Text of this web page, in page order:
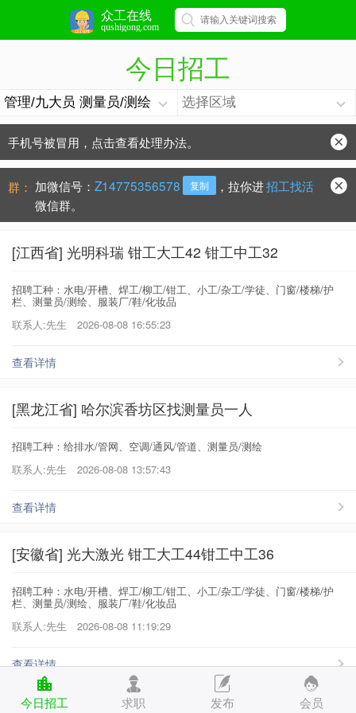
众工在线
qushigong.com
今日招工
手机号被冒用，点击查看处理办法。
防骗常识：学会这些不上当？
群： 加微信号： Z14775356578 复制 ，拉你进招工找活
微信群。
[江西省] 光明科瑞 钳工大工42 钳工中工32
招聘工种：水电/开槽、焊工/柳工/钳工、小工/杂工/学徒、门窗/楼梯/护
栏、测量员/测绘、服装厂/鞋/化妆品
联系人:先生
2026-08-08 16:55:23
查看详情
[黑龙江省] 哈尔滨香坊区找测量员一人
招聘工种：给排水/管网、空调/通风/管道、测量员/测绘
联系人:先生
2026-08-08 13:57:43
查看详情
[安徽省] 光大激光 钳工大工44钳工中工36
招聘工种：水电/开槽、焊工/柳工/钳工、小工/杂工/学徒、门窗/楼梯/护
栏、测量员/测绘、服装厂/鞋/化妆品
联系人:先生
2026-08-08 11:19:29
查看详情
今日招工 求职 发布 会员